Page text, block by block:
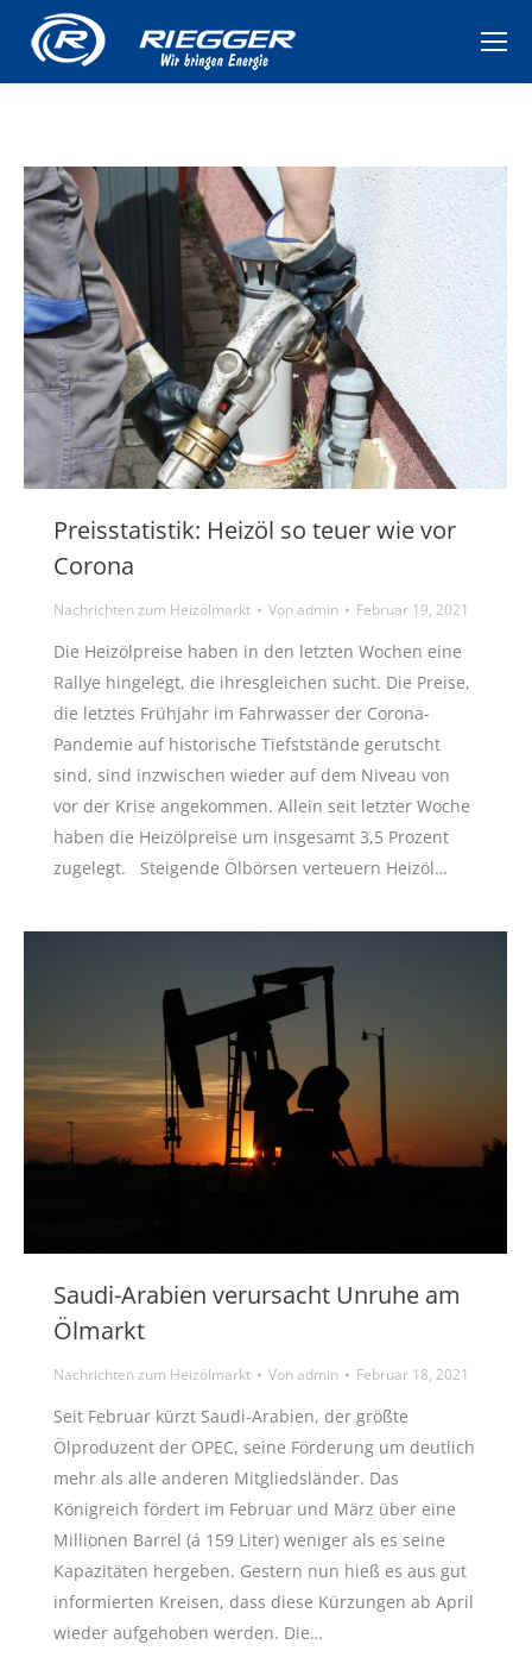
Preisstatistik: Heizöl so teuer wie vor
Corona
Nachrichten zum Heizölmarkt Vonadmin Februar 19, 2021
Die Heizölpreise haben in den letzten Wochen eine
Rallye hingelegt, die ihresgleichen sucht. Die Preise,
die letztes Frühjahr im Fahrwasser der Corona-
Pandemie auf historische Tiefststände gerutscht
sind, sind inzwischen wieder auf dem Niveau von
vor der Krise angekommen. Allein seit letzter Woche
haben die Heizölpreise um insgesamt 3,5 Prozent
zugelegt. Steigende Ölbörsen verteuern Heizöl…
Saudi-Arabien verursacht Unruhe am
Ölmarkt
Nachrichten zum Heizölmarkt Vonadmin Februar 18, 2021
Seit Februar kürzt Saudi-Arabien, der größte
Ölproduzent der OPEC, seine Förderung um deutlich
mehr als alle anderen Mitgliedsländer. Das
Königreich fördert im Februar und März über eine
Millionen Barrel (á 159 Liter) weniger als es seine
Kapazitäten hergeben. Gestern nun hieß es aus gut
informierten Kreisen, dass diese Kürzungen ab April
wieder aufgehoben werden. Die…